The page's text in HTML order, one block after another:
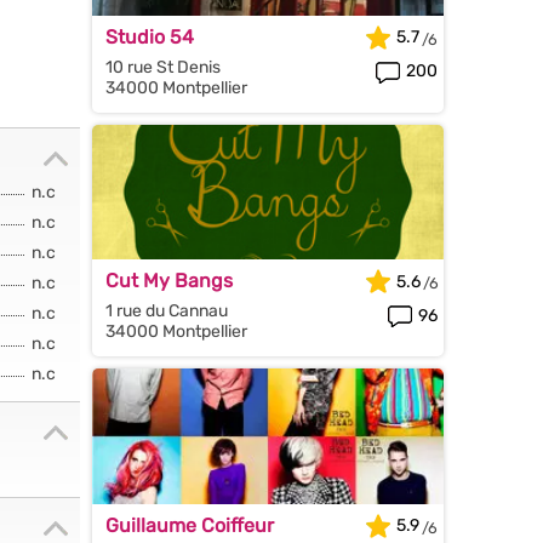
n.c
n.c
n.c
n.c
n.c
n.c
n.c
Studio 54
10 rue St Denis
34000 Montpellier
5.7
200
Cut My Bangs
1 rue du Cannau
34000 Montpellier
5.6
96
Guillaume Coiffeur
5.9